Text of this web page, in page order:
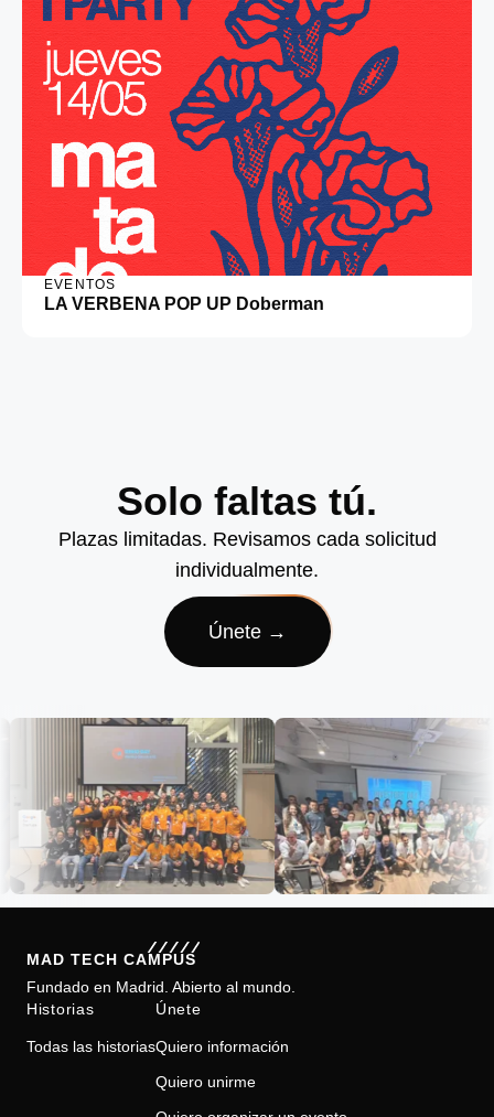
EVENTOS
LA VERBENA POP UP Doberman
Solo faltas tú.
Plazas limitadas. Revisamos cada solicitud
individualmente.
Únete →
MAD TECH CAMPUS
Fundado en Madrid. Abierto al mundo.
Historias
Todas las historias
Únete
Quiero información
Quiero unirme